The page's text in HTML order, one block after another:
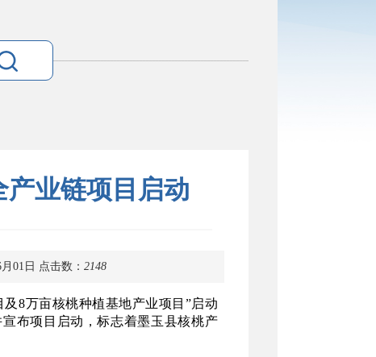
业链项目启动
01日 点击数： 2148
8万亩核桃种植基地产业项目”启动
布项目启动，标志着墨玉县核桃产